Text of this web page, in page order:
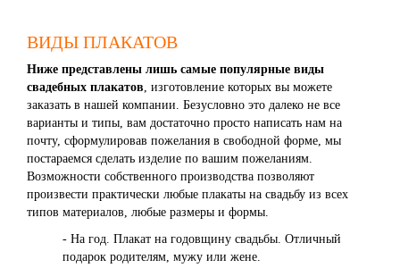
ВИДЫ ПЛАКАТОВ
Ниже представлены лишь самые популярные виды
свадебных плакатов, изготовление которых вы можете
заказать в нашей компании. Безусловно это далеко не все
варианты и типы, вам достаточно просто написать нам на
почту, сформулировав пожелания в свободной форме, мы
постараемся сделать изделие по вашим пожеланиям.
Возможности собственного производства позволяют
произвести практически любые плакаты на свадьбу из всех
типов материалов, любые размеры и формы.
- На год. Плакат на годовщину свадьбы. Отличный
подарок родителям, мужу или жене.